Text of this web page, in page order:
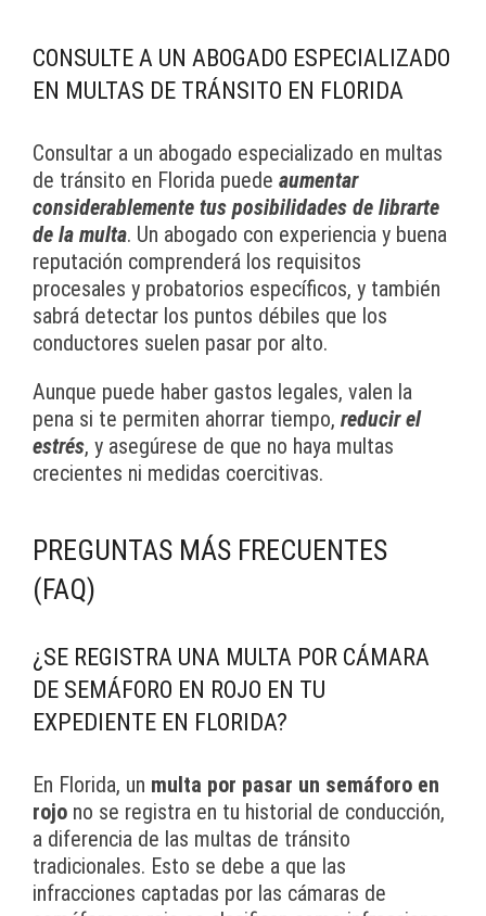
CONSULTE A UN ABOGADO ESPECIALIZADO
EN MULTAS DE TRÁNSITO EN FLORIDA
Consultar a un abogado especializado en multas
de tránsito en Florida puede aumentar
considerablemente tus posibilidades de librarte
de la multa. Un abogado con experiencia y buena
reputación comprenderá los requisitos
procesales y probatorios específicos, y también
sabrá detectar los puntos débiles que los
conductores suelen pasar por alto.
Aunque puede haber gastos legales, valen la
pena si te permiten ahorrar tiempo, reducir el
estrés, y asegúrese de que no haya multas
crecientes ni medidas coercitivas.
PREGUNTAS MÁS FRECUENTES
(FAQ)
¿SE REGISTRA UNA MULTA POR CÁMARA
DE SEMÁFORO EN ROJO EN TU
EXPEDIENTE EN FLORIDA?
En Florida, un multa por pasar un semáforo en
rojo no se registra en tu historial de conducción,
a diferencia de las multas de tránsito
tradicionales. Esto se debe a que las
infracciones captadas por las cámaras de